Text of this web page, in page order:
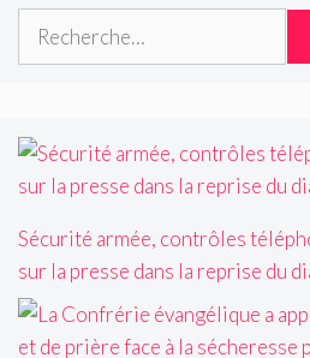
Rechercher :
Sécurité armée, contrôles
sur la presse dans la reprise du